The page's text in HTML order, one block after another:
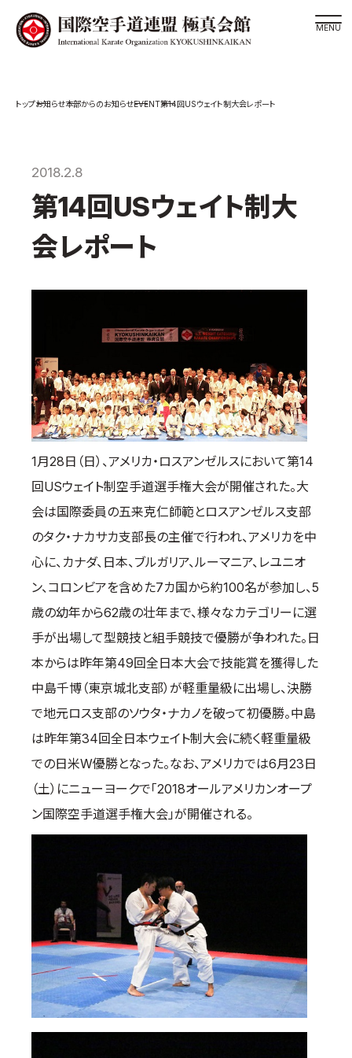
大山倍達総裁 紹介
松井章奎館長 紹介
極真の歴史
役員紹介
国際空手道連盟について
お知らせ
本部からのお知らせ
支部からのお知らせ
公式大会
公式記録
試合規則
入門のご案内
青少年部・保護者の方へ
一般の部・壮年部の方
会員制度
取材のお申し込み
よくある質問
本サイトについて
プライバシーポリシー
サイトマップ
日本語
English
お知らせ本部からのお知らせEVENT第14回USウェイト制大会レポート
2018.2.8
第14回USウェイト制大
会レポート
1月28日（日）、アメリカ・ロスアンゼルスにおいて第14
回USウェイト制空手道選手権大会が開催された。大
会は国際委員の五来克仁師範とロスアンゼルス支部
のタク・ナカサカ支部長の主催で行われ、アメリカを中
心に、カナダ、日本、ブルガリア、ルーマニア、レユニオ
ン、コロンビアを含めた7カ国から約100名が参加し、5
歳の幼年から62歳の壮年まで、様々なカテゴリーに選
手が出場して型競技と組手競技で優勝が争われた。日
本からは昨年第49回全日本大会で技能賞を獲得した
中島千博（東京城北支部）が軽重量級に出場し、決勝
で地元ロス支部のソウタ・ナカノを破って初優勝。中島
は昨年第34回全日本ウェイト制大会に続く軽重量級
での日米W優勝となった。なお、アメリカでは6月23日
（土）にニューヨークで「2018オールアメリカンオープ
ン国際空手道選手権大会」が開催される。